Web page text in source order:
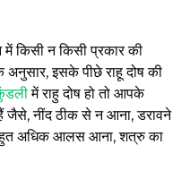
में किसी न किसी प्रकार की
अनुसार, इसके पीछे राहू दोष की
में राहु दोष हो तो आपके
जैसे, नींद ठीक से न आना, डरावने
अधिक आलस आना, शत्रु का